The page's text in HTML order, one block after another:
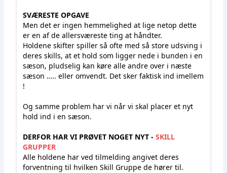
SVÆRESTE OPGAVE
Men det er ingen hemmelighed at lige netop dette
er en af de allersværeste ting at håndter.
Holdene skifter spiller så ofte med så store udsving i
deres skills, at et hold som ligger nede i bunden i en
sæson, pludselig kan køre alle andre over i næste
sæson ….. eller omvendt. Det sker faktisk ind imellem
!
Og samme problem har vi når vi skal placer et nyt
hold ind i en sæson.
DERFOR HAR VI PRØVET NOGET NYT - SKILL
GRUPPER
Alle holdene har ved tilmelding angivet deres
forventning til hvilken Skill Gruppe de hører til.